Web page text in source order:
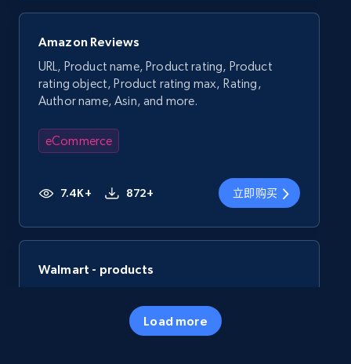
Amazon Reviews
URL, Product name, Product rating, Product
rating object, Product rating max, Rating,
Author name, Asin, and more.
eCommerce
7.4K+ 872+ 立即购买
Walmart - products
Specifications, Image urls, Top reviews, and
Load more